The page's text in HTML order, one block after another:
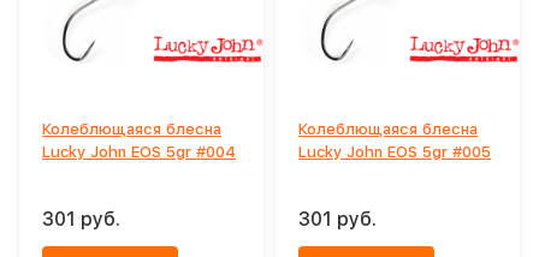
Колеблющаяся блесна
Lucky John EOS 5gr #004
301 руб.
Колеблющаяся блесна
Lucky John EOS 5gr #005
301 руб.